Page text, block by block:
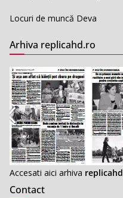
Locuri de muncă Deva
Arhiva replicahd.ro
Accesati aici arhiva replicahd
Contact